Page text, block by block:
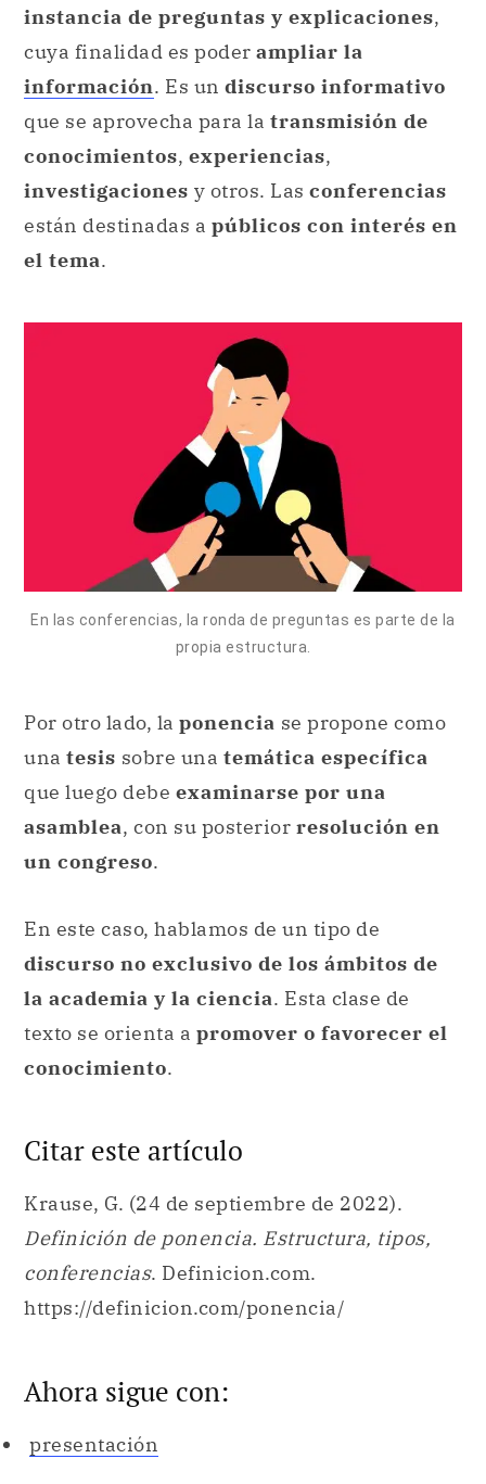
instancia de preguntas y explicaciones,
cuya finalidad es poder ampliar la
información. Es un discurso informativo
que se aprovecha para la transmisión de
conocimientos, experiencias,
investigaciones y otros. Las conferencias
están destinadas a públicos con interés en
el tema.
En las conferencias, la ronda de preguntas es parte de la
propia estructura.
Por otro lado, la ponencia se propone como
una tesis sobre una temática específica
que luego debe examinarse por una
asamblea, con su posterior resolución en
un congreso.
En este caso, hablamos de un tipo de
discurso no exclusivo de los ámbitos de
la academia y la ciencia. Esta clase de
texto se orienta a promover o favorecer el
conocimiento.
Citar este artículo
Krause, G. (24 de septiembre de 2022).
Definición de ponencia. Estructura, tipos,
conferencias. Definicion.com.
https://definicion.com/ponencia/
Ahora sigue con:
presentación